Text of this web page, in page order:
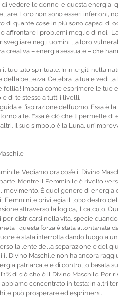
vedere le donne, e questa energia,
Loro non sono esseri inferioni,
di quante cose in più sono capaci di
affrontare i problemi meglio di noi.
negli uomini lla loro
creativa – energia sessuale – che
tuo lato spirituale. Immergiti nella
bellezza. Celebra la tua e vedi la
follia ! Impara come esprimere le
di te stesso a tutti i livelli.
e l’ispirazione dell’uomo. Essa è
a te. Essa è ciò che ti permette
Il suo simbolo è la Luna,
Vediamo ora cos’è il Divino
Mentre il Femminile è rivolto
movimento. È quel genere di energia
Femminile privilegia il lobo destro
attraverso la logica, il calcolo.
per districarsi nella vita, specie
, questa forza è stata allontanata
è stata interrotta dando luogo a
la lente della separazione e del
il Divino Maschile non ha ancora
patriarcale e di controllo basata
di ciò che è il Divino Maschile. Per
abbiamo concentrato in testa: in altri
può prosperare ed esprimersi.